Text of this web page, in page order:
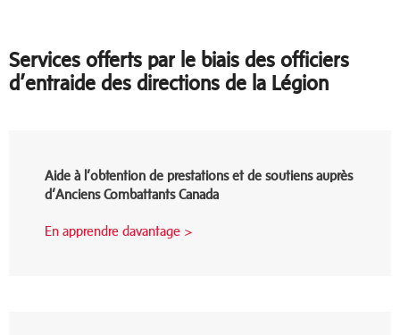
Services offerts par le biais des officiers
d’entraide des directions de la Légion
Aide à l’obtention de prestations et de soutiens auprès
d’Anciens Combattants Canada
En apprendre davantage >